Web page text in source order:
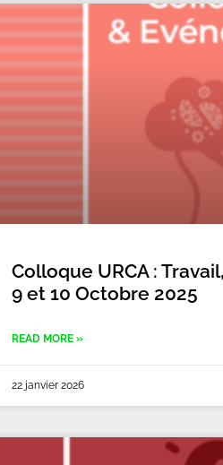
Colloque URCA :
9 et 10 Octobre 2025
READ MORE »
22 janvier 2026